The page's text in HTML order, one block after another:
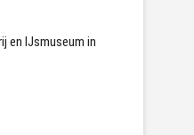
en IJsmuseum in